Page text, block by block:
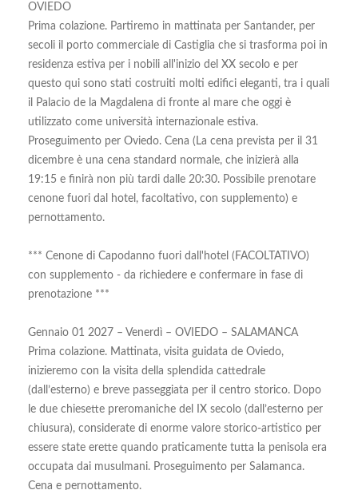
OVIEDO
Prima colazione. Partiremo in mattinata per Santander, per
secoli il porto commerciale di Castiglia che si trasforma poi in
residenza estiva per i nobili all'inizio del XX secolo e per
questo qui sono stati costruiti molti edifici eleganti, tra i quali
il Palacio de la Magdalena di fronte al mare che oggi è
utilizzato come università internazionale estiva.
Proseguimento per Oviedo. Cena (La cena prevista per il 31
dicembre è una cena standard normale, che inizierà alla
19:15 e finirà non più tardi dalle 20:30. Possibile prenotare
cenone fuori dal hotel, facoltativo, con supplemento) e
pernottamento.
*** Cenone di Capodanno fuori dall'hotel (FACOLTATIVO)
con supplemento - da richiedere e confermare in fase di
prenotazione ***
Gennaio 01 2027 – Venerdì – OVIEDO – SALAMANCA
Prima colazione. Mattinata, visita guidata de Oviedo,
inizieremo con la visita della splendida cattedrale
(dall’esterno) e breve passeggiata per il centro storico. Dopo
le due chiesette preromaniche del IX secolo (dall’esterno per
chiusura), considerate di enorme valore storico-artistico per
essere state erette quando praticamente tutta la penisola era
occupata dai musulmani. Proseguimento per Salamanca.
Cena e pernottamento.